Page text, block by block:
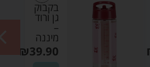
בקבוק
גן ורוד
–
מיננה
₪39.90